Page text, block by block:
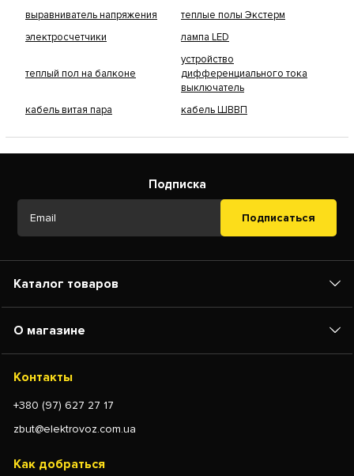
выравниватель напряжения
теплые полы Экстерм
электросчетчики
лампа LED
теплый пол на балконе
устройство
дифференциального тока
выключатель
кабель витая пара
кабель ШВВП
Подписка
Подписаться
Каталог товаров
О магазине
Контакты
+380 (97) 627 27 17
zbut@elektrovoz.com.ua
Как добраться